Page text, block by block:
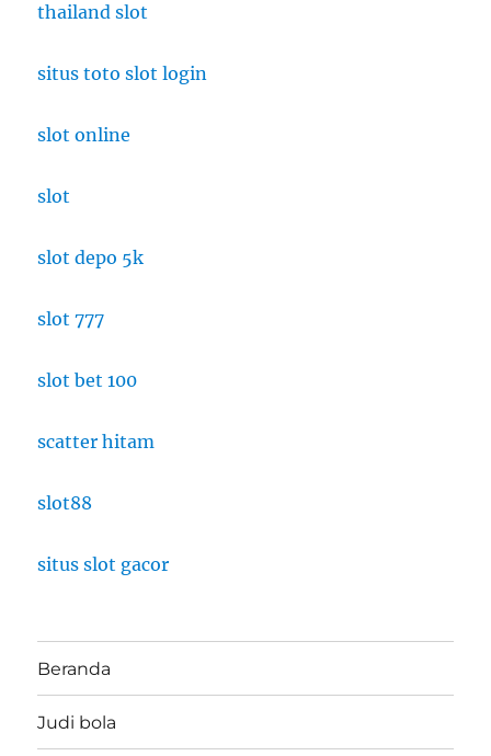
thailand slot
situs toto slot login
slot online
slot
slot depo 5k
slot 777
slot bet 100
scatter hitam
slot88
situs slot gacor
Beranda
Judi bola